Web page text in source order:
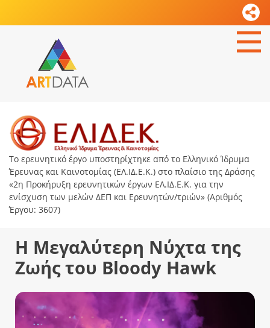
Το ερευνητικό έργο υποστηρίχτηκε από το Ελληνικό Ίδρυμα
Έρευνας και Καινοτομίας (ΕΛ.ΙΔ.Ε.Κ.) στο πλαίσιο της Δράσης
«2η Προκήρυξη ερευνητικών έργων ΕΛ.ΙΔ.Ε.Κ. για την
ενίσχυση των μελών ΔΕΠ και Ερευνητών/τριών» (Αριθμός
Έργου: 3607)
Η Μεγαλύτερη Νύχτα της
Ζωής του Bloody Hawk